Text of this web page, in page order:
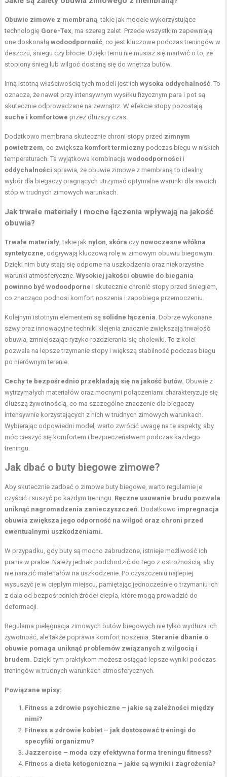
Obuwie zimowe z membraną, takie jak modele wykorzystujące
technologię Gore-Tex, ma szereg zalet. Przede wszystkim zapewniają
one doskonałąwodoodporność, co jest kluczowe podczas treningów w
deszczu, śniegu czy błocie. Dzięki temu nie musisz się martwić o to, że
stopiony śnieg lub wilgoć dostaną się do wnętrza butów.
Inną istotną właściwością tych modeli jest ichwysoka oddychalność. To
oznacza, że nawet przy intensywnym wysiłku fizycznym para i pot są
skutecznie odprowadzane na zewnątrz. W efekcie stopy pozostają
suche i komfortowe przez dłuższy czas.
Dodatkowo membrana skutecznie chroni stopy przed zimnym
powietrzem, co zwiększa komfort termiczny podczas biegu w niskich
temperaturach. Ta wyjątkowa kombinacjawodoodporności i
oddychalności sprawia, że obuwie zimowe z membraną to idealny
wybór dla biegaczy pragnących utrzymać optymalne warunki dla swoich
stóp w trudnych zimowych warunkach.
Jak trwałe materiały i mocne łączenia wpływają na jakość
obuwia?
Trwałe materiały, takie jak nylon, skóra czy nowoczesne włókna
syntetyczne, odgrywają kluczową rolę w zimowym obuwiu biegowym.
Dzięki nim buty stają się odporne na uszkodzenia oraz niekorzystne
warunki atmosferyczne.Wysokiej jakości obuwie do biegania
powinno być wodoodporne i skutecznie chronić stopy przed śniegiem,
co znacząco podnosi komfort noszenia i zapobiega przemoczeniu.
Kolejnym istotnym elementem są solidne łączenia. Dobrze wykonane
szwy oraz innowacyjne techniki klejenia znacznie zwiększają trwałość
obuwia, zmniejszając ryzyko rozdzierania się cholewki. To z kolei
pozwala na lepsze trzymanie stopy i większą stabilność podczas biegu
po nierównym terenie.
Cechy te bezpośrednio przekładają się na jakość butów. Obuwie z
wytrzymałych materiałów oraz mocnymi połączeniami charakteryzuje się
dłuższą żywotnością, co ma szczególne znaczenie dla biegaczy
intensywnie korzystających z nich w trudnych zimowych warunkach.
Wybierając odpowiedni model, warto zwrócić uwagę na te aspekty, aby
móc cieszyć się komfortem i bezpieczeństwem podczas każdego
treningu.
Jak dbać o buty biegowe zimowe?
Aby skutecznie zadbać o zimowe buty biegowe, warto regularnie je
czyścić i suszyć po każdym treningu. Ręczne usuwanie brudu pozwala
uniknąć nagromadzenia zanieczyszczeń. Dodatkowo impregnacja
obuwia zwiększa jego odporność na wilgoć oraz chroni przed
ewentualnymi uszkodzeniami.
W przypadku, gdy buty są mocno zabrudzone, istnieje możliwość ich
prania w pralce. Należy jednak podchodzić do tego z ostrożnością, aby
nie narazić materiałów na uszkodzenie. Po czyszczeniu najlepiej
wysuszyć je w ciepłym miejscu, pamiętając jednocześnie o trzymaniu ich
z dala od bezpośrednich źródeł ciepła, które mogą prowadzić do
deformacji.
Regularna pielęgnacja zimowych butów biegowych nie tylko wydłuża ich
żywotność, ale także poprawia komfort noszenia. Steranie dbanie o
obuwie pomaga uniknąć problemów związanych z wilgocią i
brudem. Dzięki tym praktykom możesz osiągać lepsze wyniki podczas
treningów w trudnych warunkach atmosferycznych.
Powiązane wpisy:
Fitness a zdrowie psychiczne – jakie są zależności między
nimi?
Fitness a zdrowie kobiet – jak dostosować treningi do
specyfiki organizmu?
Jazzercise – moda czy efektywna forma treningu fitness?
Fitness a dieta ketogeniczna – jakie są wyniki i zagrożenia?